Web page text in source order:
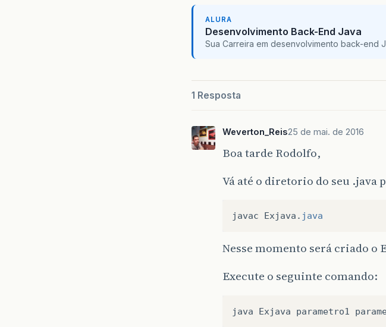
ALURA
Desenvolvimento Back-End Java
Sua Carreira em desenvolvimento back-end
1 Resposta
Weverton_Reis25 de mai. de 2016
Boa tarde Rodolfo,
Vá até o diretorio do seu .java
javac Exjava . java
Nesse momento será criado o
Execute o seguinte comando:
java Exjava parametro1